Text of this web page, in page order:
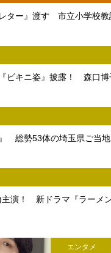
ター』渡す 市立小学校教
ビキニ姿』披露！ 森口博
総勢53体の埼玉県ご当
主演！ 新ドラマ『ラーメ
エンタメ